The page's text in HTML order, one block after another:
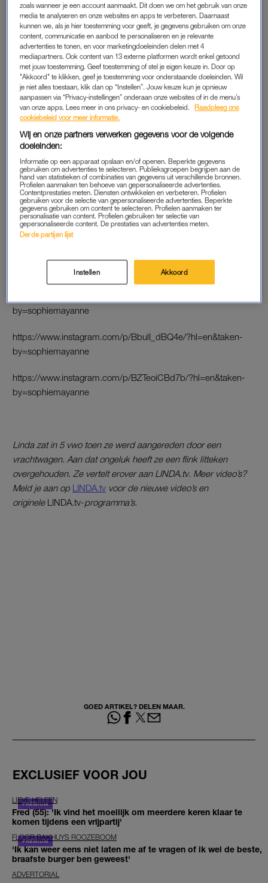
https://www.instagram.com/p/Bd0avl-BRUT/?hl=en&taken-
by=sophiemayanne
https://www.instagram.com/p/BdroLjjhXoR/?hl=en&taken-
by=sophiemayanne
https://www.instagram.com/p/BddjzSghwqJ/?hl=en&taken-
by=sophiemayanne
https://www.instagram.com/p/BdNv6RlhwY5/?hl=en&taken-
by=sophiemayanne
https://www.instagram.com/p/Bc8DLs8hOL9/?hl=en&taken-
by=sophiemayanne
https://www.instagram.com/p/BckhoC3hKHQ/?hl=en&taken-
by=sophiemayanne
by=sophiemayanne
by=sophiemayanne
https://www.instagram.com/p/BbulI_dBQ4e/?hl=en&taken-
by=sophiemayanne
https://www.instagram.com/p/BZTeoiCBd7b/?hl=en&taken-
by=sophiemayanne
Linda zat in 5 vwo toen ze werd aangereden door een
vrachtwagen. Aan dat ongeluk heeft ze een flink litteken
overgehouden. Ze vertelt erover aan LINDA.tv. Meer video’s?
Meld je aan op LINDA.tv voor de nieuwe video’s en
originele LINDA.tv-programma’s.
GOED ARTIKEL? DELEN MAAR.
EXCLUSIEF VOOR JOU
LIEVE HELEEN
Fred (55): 'Ik vind het moeilijk om meerdere keren klaar te
komen tijdens een vrijpartij'
FLOOR BAKHUYS ROOZEBOOM
'Ik kan weer eens niet laten me af te vragen of ik wel de beste,
braafste burger ben geweest'
ADVERTORIAL
zoals wanneer je een account aanmaakt. Dit doen we om het gebruik van onze
media te analyseren en onze websites en apps te verbeteren. Daarnaast
kunnen we, als je hier toestemming voor geeft, je gegevens gebruiken om onze
content, communicatie en aanbod te personaliseren en je relevante
advertenties te tonen, en voor marketingdoeleinden delen met 4
mediapartners. Ook content van 13 externe platformen wordt enkel getoond
met jouw toestemming. Geef toestemming of stel je eigen keuze in. Door op
"Akkoord" te klikken, geef je toestemming voor onderstaande doeleinden. Wil
je niet alles toestaan, klik dan op “Instellen”. Jouw keuze kun je opnieuw
aanpassen via “Privacy-instellingen” onderaan onze websites of in de menu’s
van onze apps. Lees meer in ons privacy- en cookiebeleid.
Raadpleeg ons
cookiebeleid voor meer informatie.
Wij en onze partners verwerken gegevens voor de volgende
doeleinden:
Informatie op een apparaat opslaan en/of openen. Beperkte gegevens
gebruiken om advertenties te selecteren. Publieksgroepen begrijpen aan de
hand van statistieken of combinaties van gegevens uit verschillende bronnen.
Profielen aanmaken ten behoeve van gepersonaliseerde advertenties.
Contentprestaties meten. Diensten ontwikkelen en verbeteren. Profielen
gebruiken voor de selectie van gepersonaliseerde advertenties. Beperkte
gegevens gebruiken om content te selecteren. Profielen aanmaken ter
personalisatie van content. Profielen gebruiken ter selectie van
gepersonaliseerde content. De prestaties van advertenties meten.
Derde partijen lijst
Instellen Akkoord